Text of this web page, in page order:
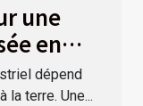
une
en
dépend
la terre. Une...